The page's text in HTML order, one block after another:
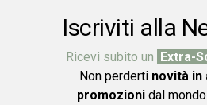
Iscriviti alla
Ricevi subito un Extra-
Non perderti novità in
promozioni dal